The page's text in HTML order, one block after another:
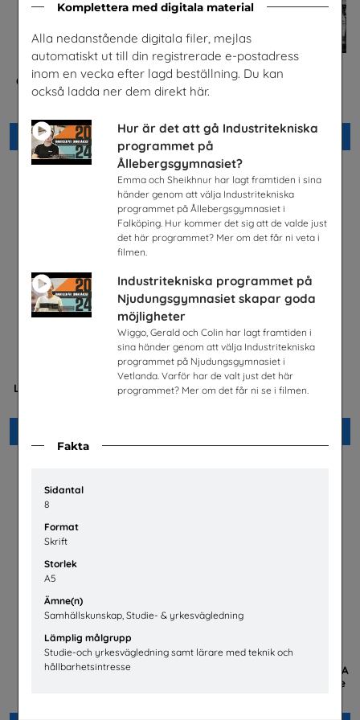
Fakta
Sidantal
8
Format
Skrift
Storlek
A5
Ämne(n)
Samhällskunskap, Studie- & yrkesvägledning
Lämplig målgrupp
Studie-och yrkesvägledning samt lärare med teknik och
hållbarhetsintresse
Komplettera med digitala material
Alla nedanstående digitala filer, mejlas
automatiskt ut till din registrerade e-postadress
inom en vecka efter lagd beställning. Du kan
också ladda ner dem direkt här.
Hur är det att gå Industritekniska
programmet på
Ållebergsgymnasiet?
Emma och Sheikhnur har lagt framtiden i sina
händer genom att välja Industritekniska
programmet på Ållebergsgymnasiet i
Falköping. Hur kommer det sig att de valde just
det här programmet? Mer om det får ni veta i
filmen.
Industritekniska programmet på
Njudungsgymnasiet skapar goda
möjligheter
Wiggo, Gerald och Colin har lagt framtiden i
sina händer genom att välja Industritekniska
programmet på Njudungsgymnasiet i
Vetlanda. Varför har de valt just det här
programmet? Mer om det får ni se i filmen.
Checklista för undervisning
om pornografi
Beställ 0kr
Jobba på apotek
Beställ 0kr
Mer än en fluga -
Lärarhandledning om barns
och ungas trygghet på nätet
Hur fungerar den svenska
arbetsmarknaden?
Bli polis!
I demokratins tjänst. Om FRA
– en av Sveriges hemligaste